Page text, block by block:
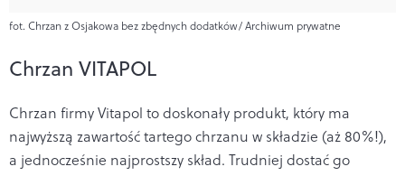
fot. Chrzan z Osjakowa bez zbędnych dodatków/ Archiwum prywatne
Chrzan VITAPOL
Chrzan firmy Vitapol to doskonały produkt, który ma
najwyższą zawartość tartego chrzanu w składzie (aż 80%!),
a jednocześnie najprostszy skład. Trudniej dostać go